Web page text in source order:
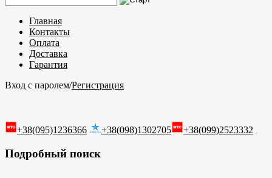
Главная
Контакты
Оплата
Доставка
Гарантия
Вход с паролем/Регистрация
+38(095)1236366 +38(098)1302705 +38(099)2523332
Подробный поиск